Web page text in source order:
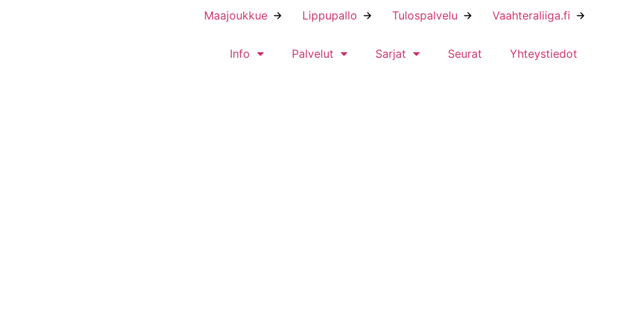
Maajoukkue Lippupallo Tulospalvelu Vaahteraliiga.fi
Info Palvelut Sarjat Seurat Yhteystiedot